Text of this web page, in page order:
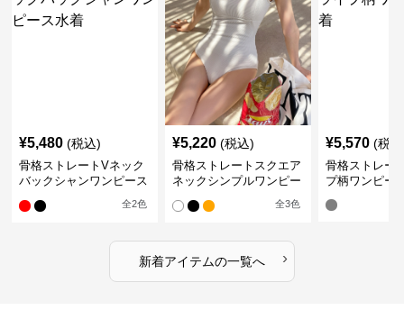
¥5,480 (税込)
骨格ストレートVネック
バックシャンワンピース
全2色
¥5,220 (税込)
骨格ストレートスクエア
ネックシンプルワンピー
全3色
¥5,570 (税
骨格ストレー
プ柄ワンピー
新着アイテムの一覧へ ›